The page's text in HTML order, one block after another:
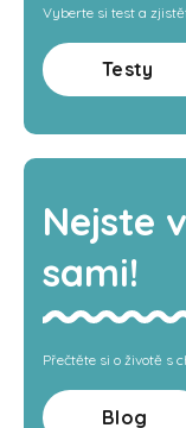
Vyberte si test a
Testy
Nejste
sami!
Přečtěte si o životě s
Blog